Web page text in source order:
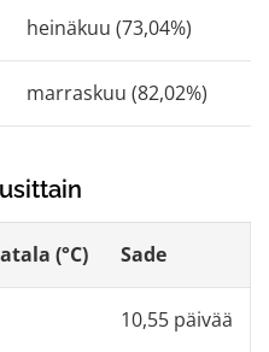
heinäkuu (73,04%)
marraskuu (82,02%)
(°C) Sade
10,55 päivää